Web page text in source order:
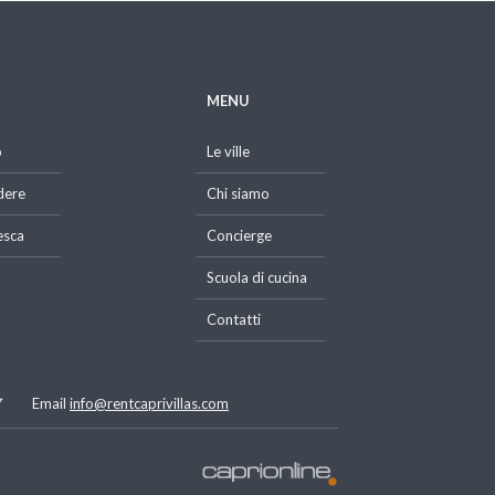
MENU
Le ville
Chi siamo
Concierge
Scuola di cucina
Contatti
Email info@rentcaprivillas.com